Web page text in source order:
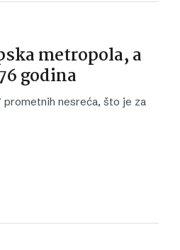
metropola, a
godina
prometnih nesreća, što je za